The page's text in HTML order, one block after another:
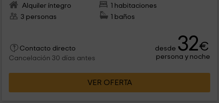
Alquiler íntegro
1 habitaciones
3 personas
1 baños
Contacto directo
Cancelación 30 días antes
desde 32€
persona y noche
VER OFERTA